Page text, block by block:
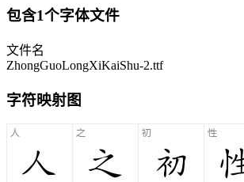
包含1个字体文件
文件名
ZhongGuoLongXiKaiShu-2.ttf
字符映射图